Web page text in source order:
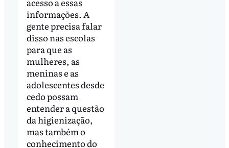
informações. A
gente precisa falar
disso nas escolas
para que as
mulheres, as
meninas e as
adolescentes desde
cedo possam
entender a questão
da higienização,
mas também o
conhecimento do